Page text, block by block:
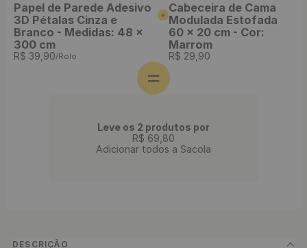
Papel de Parede Adesivo
3D Pétalas Cinza e
Branco - Medidas: 48 x
300 cm
R$ 39 90/Rolo
Cabeceira de Cama
Modulada Estofada
60 x 20 cm - Cor:
Marrom
R$ 29 90
Leve os 2 produtos por
R$ 69 80
Adicionar todos a Sacola
DESCRIÇÃO